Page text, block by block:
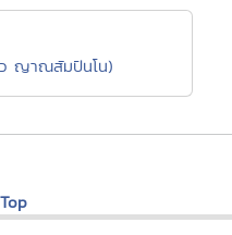
ว ญาณสัมปันโน)